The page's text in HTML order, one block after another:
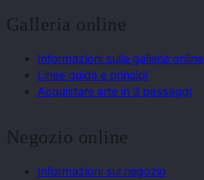
Galleria online
Informazioni sulla galleria online
Linee guida e principi
Acquistare arte in 3 passaggi
Negozio online
Informazioni sul negozio